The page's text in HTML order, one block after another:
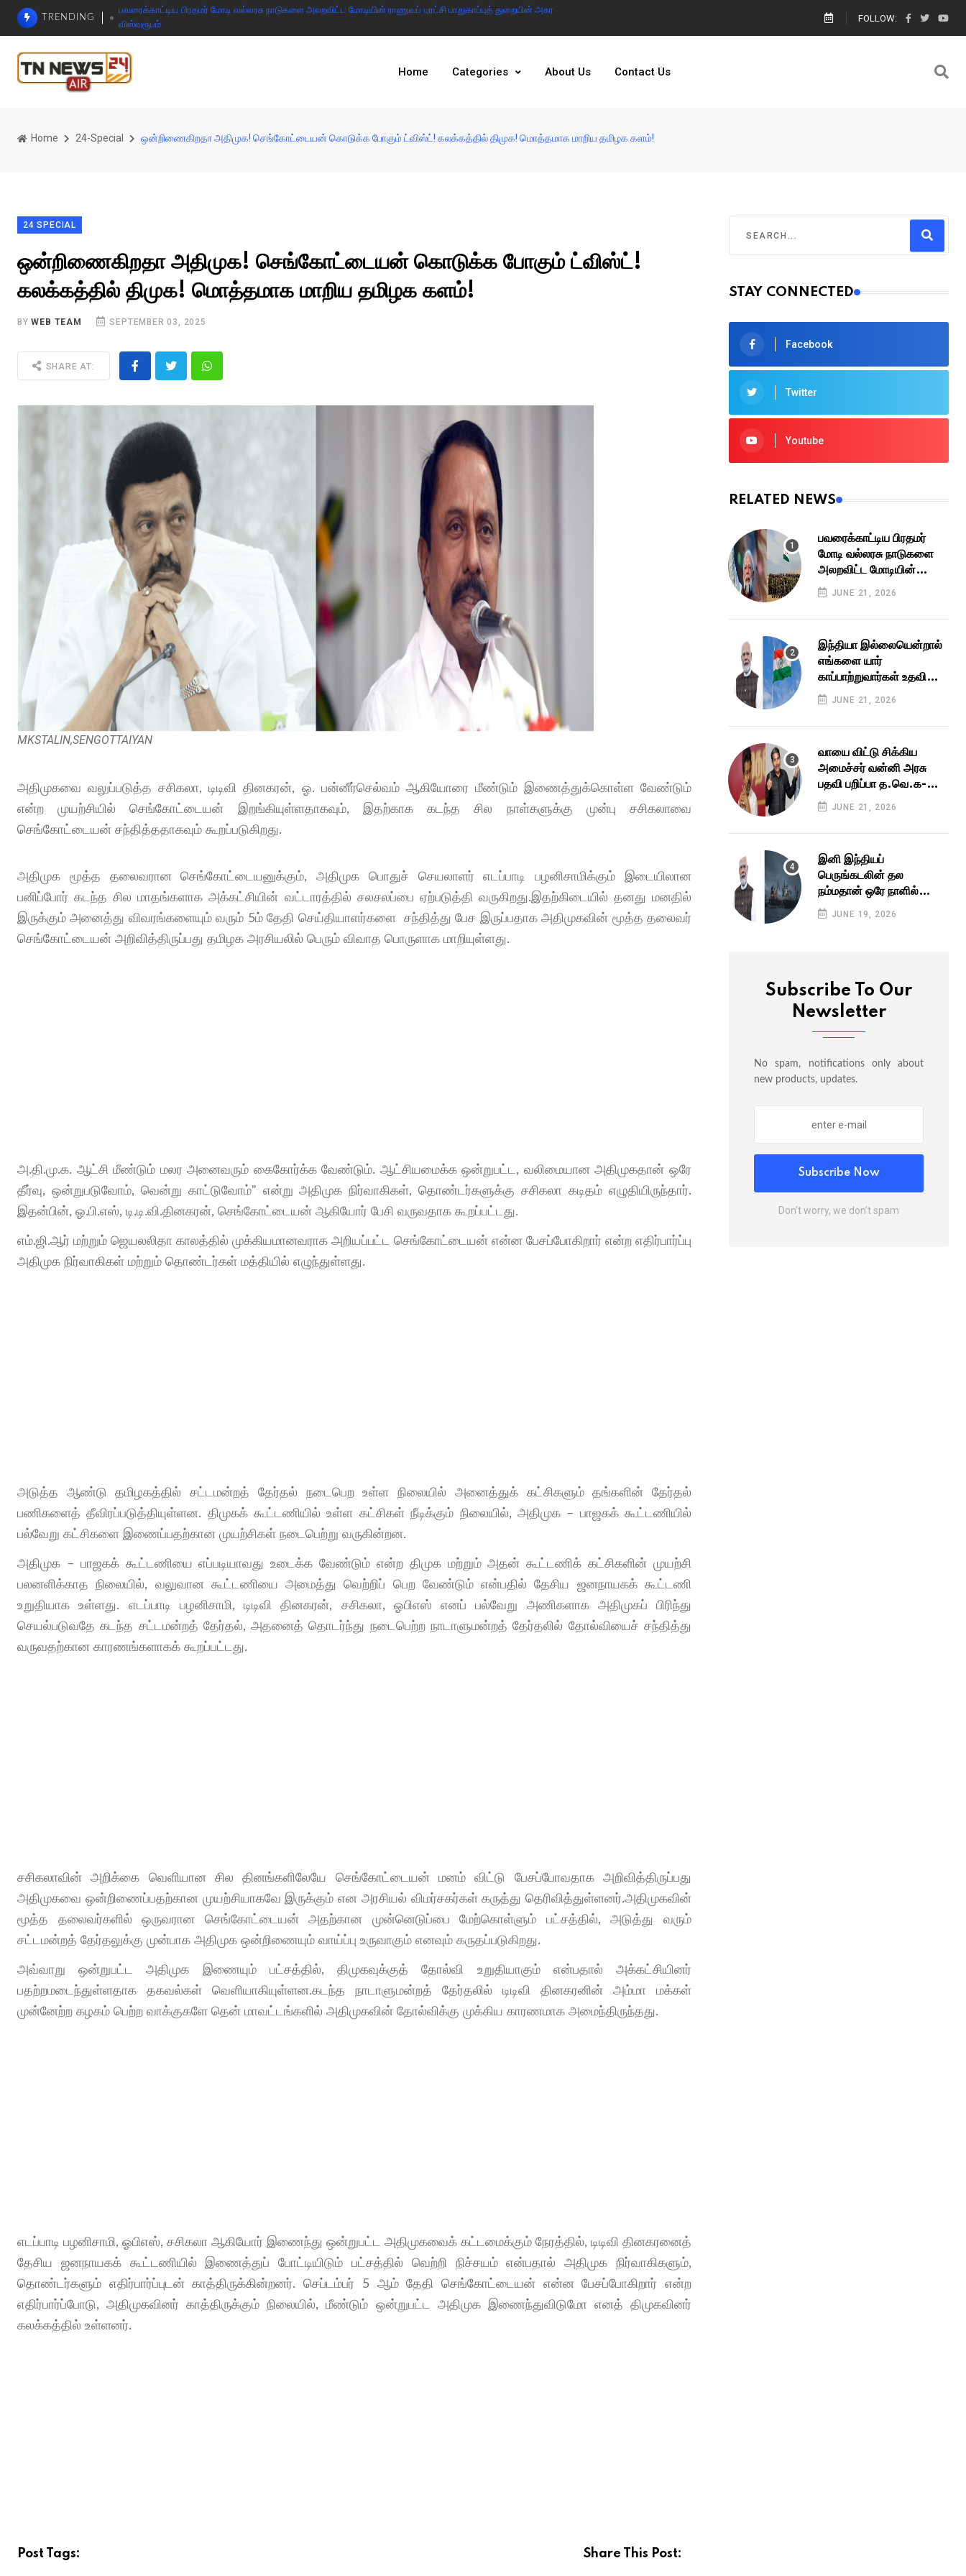
TRENDING
பவரைக்காட்டிய பிரதமர் மோடி வல்லரசு நாடுகளை அலறவிட்ட மோடியின் ராணுவப் புரட்சி பாதுகாப்புத் துறையின் அசுர
விஸ்வரூபம்
இந்தியா இல்லையென்றால் எங்களை யார் காப்பாற்றுவார்கள் உதவி கேட்டு கெஞ்சிய பாலஸ்தீனம்
FOLLOW:
Home Categories About Us Contact Us
Home 24-Special ஒன்றிணைகிறதா அதிமுக! செங்கோட்டையன் கொடுக்க போகும் ட்விஸ்ட்! கலக்கத்தில் திமுக! மொத்தமாக மாறிய தமிழக களம்!
24 SPECIAL
ஒன்றிணைகிறதா அதிமுக! செங்கோட்டையன் கொடுக்க போகும் ட்விஸ்ட்!
கலக்கத்தில் திமுக! மொத்தமாக மாறிய தமிழக களம்!
BYWEB TEAM SEPTEMBER 03, 2025
SHARE AT:
MKSTALIN,SENGOTTAIYAN
அதிமுகவை வலுப்படுத்த சசிகலா, டிடிவி தினகரன், ஓ. பன்னீர்செல்வம் ஆகியோரை மீண்டும் இணைத்துக்கொள்ள வேண்டும்
என்ற முயற்சியில் செங்கோட்டையன் இறங்கியுள்ளதாகவும், இதற்காக கடந்த சில நாள்களுக்கு முன்பு சசிகலாவை
செங்கோட்டையன் சந்தித்ததாகவும் கூறப்படுகிறது.
அதிமுக மூத்த தலைவரான செங்கோட்டையனுக்கும், அதிமுக பொதுச் செயலாளர் எடப்பாடி பழனிசாமிக்கும் இடையிலான
பனிப்போர் கடந்த சில மாதங்களாக அக்கட்சியின் வட்டாரத்தில் சலசலப்பை ஏற்படுத்தி வருகிறது.இதற்கிடையில் தனது மனதில்
இருக்கும் அனைத்து விவரங்களையும் வரும் 5ம் தேதி செய்தியாளர்களை சந்தித்து பேச இருப்பதாக அதிமுகவின் மூத்த தலைவர்
செங்கோட்டையன் அறிவித்திருப்பது தமிழக அரசியலில் பெரும் விவாத பொருளாக மாறியுள்ளது.
அ.தி.மு.க. ஆட்சி மீண்டும் மலர அனைவரும் கைகோர்க்க வேண்டும். ஆட்சியமைக்க ஒன்றுபட்ட, வலிமையான அதிமுகதான் ஒரே
தீர்வு, ஒன்றுபடுவோம், வென்று காட்டுவோம்" என்று அதிமுக நிர்வாகிகள், தொண்டர்களுக்கு சசிகலா கடிதம் எழுதியிருந்தார்.
இதன்பின், ஓ.பி.எஸ், டி.டி.வி.தினகரன், செங்கோட்டையன் ஆகியோர் பேசி வருவதாக கூறப்பட்டது.
எம்.ஜி.ஆர் மற்றும் ஜெயலலிதா காலத்தில் முக்கியமானவராக அறியப்பட்ட செங்கோட்டையன் என்ன பேசப்போகிறார் என்ற எதிர்பார்ப்பு
அதிமுக நிர்வாகிகள் மற்றும் தொண்டர்கள் மத்தியில் எழுந்துள்ளது.
அடுத்த ஆண்டு தமிழகத்தில் சட்டமன்றத் தேர்தல் நடைபெற உள்ள நிலையில் அனைத்துக் கட்சிகளும் தங்களின் தேர்தல்
பணிகளைத் தீவிரப்படுத்தியுள்ளன. திமுகக் கூட்டணியில் உள்ள கட்சிகள் நீடிக்கும் நிலையில், அதிமுக – பாஜகக் கூட்டணியில்
பல்வேறு கட்சிகளை இணைப்பதற்கான முயற்சிகள் நடைபெற்று வருகின்றன.
அதிமுக – பாஜகக் கூட்டணியை எப்படியாவது உடைக்க வேண்டும் என்ற திமுக மற்றும் அதன் கூட்டணிக் கட்சிகளின் முயற்சி
பலனளிக்காத நிலையில், வலுவான கூட்டணியை அமைத்து வெற்றிப் பெற வேண்டும் என்பதில் தேசிய ஜனநாயகக் கூட்டணி
உறுதியாக உள்ளது. எடப்பாடி பழனிசாமி, டிடிவி தினகரன், சசிகலா, ஓபிஎஸ் எனப் பல்வேறு அணிகளாக அதிமுகப் பிரிந்து
செயல்படுவதே கடந்த சட்டமன்றத் தேர்தல், அதனைத் தொடர்ந்து நடைபெற்ற நாடாளுமன்றத் தேர்தலில் தோல்வியைச் சந்தித்து
வருவதற்கான காரணங்களாகக் கூறப்பட்டது.
சசிகலாவின் அறிக்கை வெளியான சில தினங்களிலேயே செங்கோட்டையன் மனம் விட்டு பேசப்போவதாக அறிவித்திருப்பது
அதிமுகவை ஒன்றிணைப்பதற்கான முயற்சியாகவே இருக்கும் என அரசியல் விமர்சகர்கள் கருத்து தெரிவித்துள்ளனர்.அதிமுகவின்
மூத்த தலைவர்களில் ஒருவரான செங்கோட்டையன் அதற்கான முன்னெடுப்பை மேற்கொள்ளும் பட்சத்தில், அடுத்து வரும்
சட்டமன்றத் தேர்தலுக்கு முன்பாக அதிமுக ஒன்றிணையும் வாய்ப்பு உருவாகும் எனவும் கருதப்படுகிறது.
அவ்வாறு ஒன்றுபட்ட அதிமுக இணையும் பட்சத்தில், திமுகவுக்குத் தோல்வி உறுதியாகும் என்பதால் அக்கட்சியினர்
பதற்றமடைந்துள்ளதாக தகவல்கள் வெளியாகியுள்ளன.கடந்த நாடாளுமன்றத் தேர்தலில் டிடிவி தினகரனின் அம்மா மக்கள்
முன்னேற்ற கழகம் பெற்ற வாக்குகளே தென் மாவட்டங்களில் அதிமுகவின் தோல்விக்கு முக்கிய காரணமாக அமைந்திருந்தது.
எடப்பாடி பழனிசாமி, ஓபிஎஸ், சசிகலா ஆகியோர் இணைந்து ஒன்றுபட்ட அதிமுகவைக் கட்டமைக்கும் நேரத்தில், டிடிவி தினகரனைத்
தேசிய ஜனநாயகக் கூட்டணியில் இணைத்துப் போட்டியிடும் பட்சத்தில் வெற்றி நிச்சயம் என்பதால் அதிமுக நிர்வாகிகளும்,
தொண்டர்களும் எதிர்பார்ப்புடன் காத்திருக்கின்றனர். செப்டம்பர் 5 ஆம் தேதி செங்கோட்டையன் என்ன பேசப்போகிறார் என்ற
எதிர்பார்ப்போடு, அதிமுகவினர் காத்திருக்கும் நிலையில், மீண்டும் ஒன்றுபட்ட அதிமுக இணைந்துவிடுமோ எனத் திமுகவினர்
கலக்கத்தில் உள்ளனர்.
Post Tags: Share This Post:
STAY CONNECTED
Facebook
Twitter
Youtube
RELATED NEWS
பவரைக்காட்டிய பிரதமர்
மோடி வல்லரசு நாடுகளை
அலறவிட்ட மோடியின்
ராணுவப் புரட்சி பாதுகாப்புத்
துறையின் அசுர விஸ்வரூபம்
JUNE 21, 2026
இந்தியா இல்லையென்றால்
எங்களை யார்
காப்பாற்றுவார்கள் உதவி
கேட்டு கெஞ்சிய
பாலஸ்தீனம் களமிறங்கிய
மோடி அரசு
JUNE 21, 2026
வாயை விட்டு சிக்கிய
அமைச்சர் வன்னி அரசு
பதவி பறிப்பா த.வெ.க-வில்
உச்சகட்ட பரபரப்பு விஜய்
தலைமைக்கு
தலைவலியான வி.சி.க
JUNE 21, 2026
இனி இந்தியப்
பெருங்கடலின் தல
நம்மதான் ஒரே நாளில்
இறங்கிய 3 ராட்சசன்கள்
இனி நோ என்ட்ரி மீறினா
JUNE 19, 2026
Subscribe To Our
Newsletter
No spam, notifications only about
new products, updates.
Subscribe Now
Don’t worry, we don’t spam